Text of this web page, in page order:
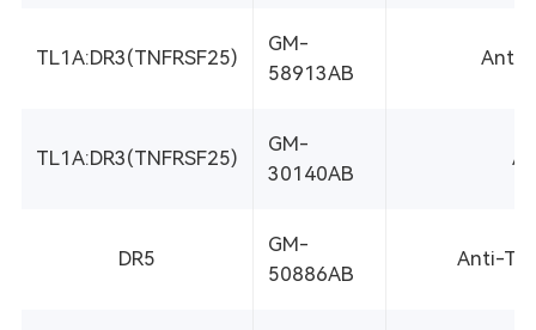
TL1A:DR3(TNFRSF25)
GM-
58913AB
Anti-
TL1A:DR3(TNFRSF25)
GM-
30140AB
DR5
GM-
50886AB
Anti-